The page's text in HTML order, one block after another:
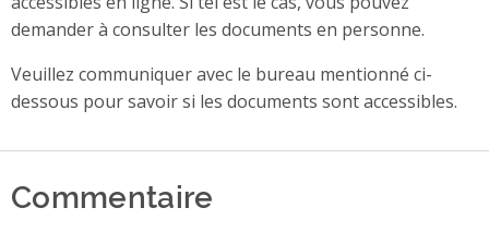
demander à consulter les documents en personne.
Veuillez communiquer avec le bureau mentionné ci-
dessous pour savoir si les documents sont accessibles.
Commentaire